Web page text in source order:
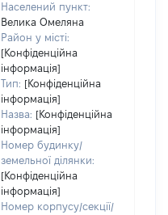
Населений пункт:
Велика Омеляна
Район у місті:
[Конфіденційна
інформація]
Тип: [Конфіденційна
інформація]
Назва: [Конфіденційна
інформація]
Номер будинку/
земельної ділянки:
[Конфіденційна
інформація]
Номер корпусу/секції/